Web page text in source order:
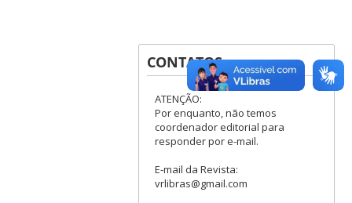
CONTATOS
ATENÇÃO:
Por enquanto, não temos
coordenador editorial para
responder por e-mail.
E-mail da Revista:
vrlibras@gmail.com